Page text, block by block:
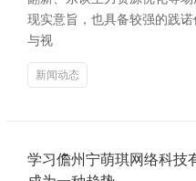
现实意旨，也具备较强的践
与视
新闻动态
学习儋州宁萌琪网络科技